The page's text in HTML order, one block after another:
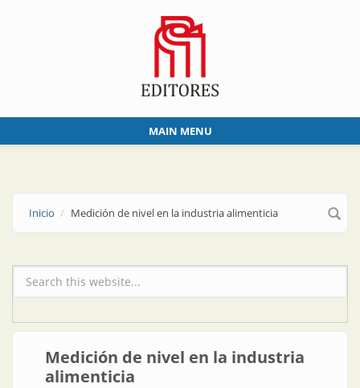
MAIN MENU
Inicio Medición de nivel en la industria alimenticia
Formulario de búsqueda
Medición de nivel en la industria
alimenticia